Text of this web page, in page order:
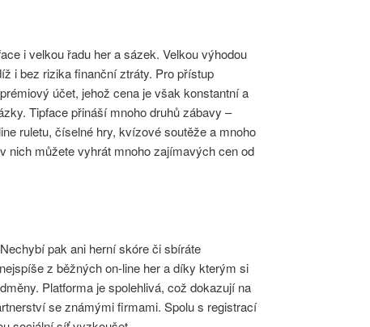
i velkou řadu her a sázek. Velkou výhodou
i bez rizika finanční ztráty. Pro přístup
účet, jehož cena je však konstantní a
Tipface přináší mnoho druhů zábavy –
ruletu, číselné hry, kvízové soutěže a mnoho
nich můžete vyhrát mnoho zajímavých cen od
pak ani herní skóre či sbíráte
z běžných on-line her a díky kterým si
Platforma je spolehlivá, což dokazují na
se známými firmami. Spolu s registrací